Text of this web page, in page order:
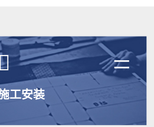
工安装
=